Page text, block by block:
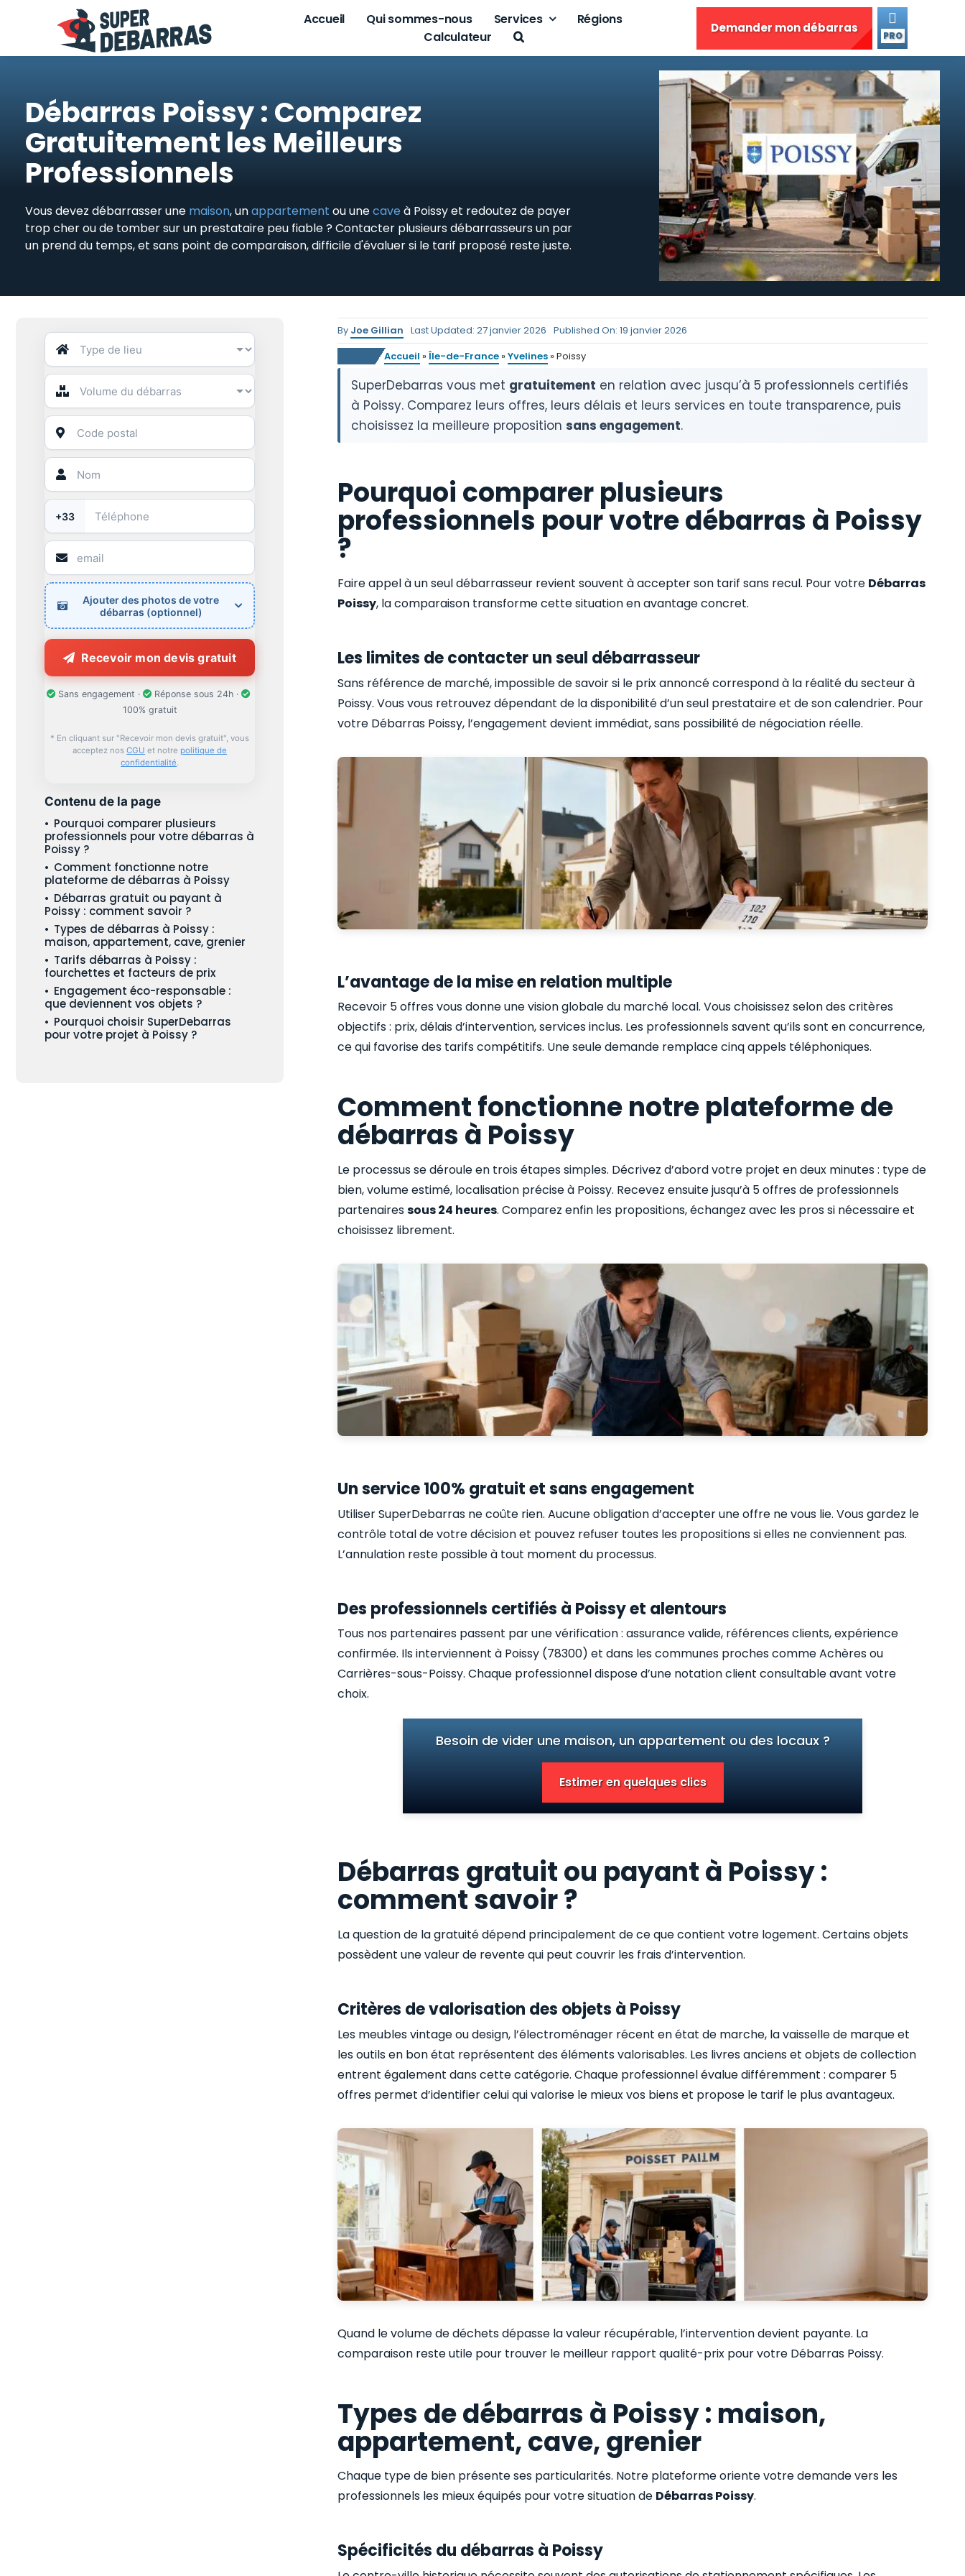
Accueil Qui sommes-nous Services
Régions
Calculateur
Demander mon débarras
PRO
Débarras Poissy : Comparez
Gratuitement les Meilleurs
Professionnels
Vous devez débarrasser une maison, unappartement ou unecave à Poissy et redoutez de payer
trop cher ou de tomber sur un prestataire peu fiable ? Contacter plusieurs débarrasseurs un par
un prend du temps, et sans point de comparaison, difficile d'évaluer si le tarif proposé reste juste.
+33
Ajouter des photos de votre
débarras (optionnel)
Recevoir mon devis gratuit
Sans engagement ·
Réponse sous 24h ·
100% gratuit
* En cliquant sur "Recevoir mon devis gratuit", vous
acceptez nosCGU et notre politique de
confidentialité.
Contenu de la page
Pourquoi comparer plusieurs
professionnels pour votre débarras à
Poissy ?
Comment fonctionne notre
plateforme de débarras à Poissy
Débarras gratuit ou payant à
Poissy : comment savoir ?
Types de débarras à Poissy :
maison, appartement, cave, grenier
Tarifs débarras à Poissy :
fourchettes et facteurs de prix
Engagement éco-responsable :
que deviennent vos objets ?
Pourquoi choisir SuperDebarras
pour votre projet à Poissy ?
By Joe Gillian Last Updated: 27 janvier 2026 Published On: 19 janvier 2026
Accueil »Île-de-France »Yvelines »Poissy
SuperDebarras vous met gratuitement en relation avec jusqu’à 5 professionnels certifiés
à Poissy. Comparez leurs offres, leurs délais et leurs services en toute transparence, puis
choisissez la meilleure propositionsans engagement.
Pourquoi comparer plusieurs
professionnels pour votre débarras à Poissy
?
Faire appel à un seul débarrasseur revient souvent à accepter son tarif sans recul. Pour votre Débarras
Poissy, la comparaison transforme cette situation en avantage concret.
Les limites de contacter un seul débarrasseur
Sans référence de marché, impossible de savoir si le prix annoncé correspond à la réalité du secteur à
Poissy. Vous vous retrouvez dépendant de la disponibilité d’un seul prestataire et de son calendrier. Pour
votre Débarras Poissy, l’engagement devient immédiat, sans possibilité de négociation réelle.
L’avantage de la mise en relation multiple
Recevoir 5 offres vous donne une vision globale du marché local. Vous choisissez selon des critères
objectifs : prix, délais d’intervention, services inclus. Les professionnels savent qu’ils sont en concurrence,
ce qui favorise des tarifs compétitifs. Une seule demande remplace cinq appels téléphoniques.
Comment fonctionne notre plateforme de
débarras à Poissy
Le processus se déroule en trois étapes simples. Décrivez d’abord votre projet en deux minutes : type de
bien, volume estimé, localisation précise à Poissy. Recevez ensuite jusqu’à 5 offres de professionnels
partenairessous 24 heures. Comparez enfin les propositions, échangez avec les pros si nécessaire et
choisissez librement.
Un service 100% gratuit et sans engagement
Utiliser SuperDebarras ne coûte rien. Aucune obligation d’accepter une offre ne vous lie. Vous gardez le
contrôle total de votre décision et pouvez refuser toutes les propositions si elles ne conviennent pas.
L’annulation reste possible à tout moment du processus.
Des professionnels certifiés à Poissy et alentours
Tous nos partenaires passent par une vérification : assurance valide, références clients, expérience
confirmée. Ils interviennent à Poissy (78300) et dans les communes proches comme Achères ou
Carrières-sous-Poissy. Chaque professionnel dispose d’une notation client consultable avant votre
choix.
Besoin de vider une maison, un appartement ou des locaux ?
Estimer en quelques clics
Débarras gratuit ou payant à Poissy :
comment savoir ?
La question de la gratuité dépend principalement de ce que contient votre logement. Certains objets
possèdent une valeur de revente qui peut couvrir les frais d’intervention.
Critères de valorisation des objets à Poissy
Les meubles vintage ou design, l’électroménager récent en état de marche, la vaisselle de marque et
les outils en bon état représentent des éléments valorisables. Les livres anciens et objets de collection
entrent également dans cette catégorie. Chaque professionnel évalue différemment : comparer 5
offres permet d’identifier celui qui valorise le mieux vos biens et propose le tarif le plus avantageux.
Quand le volume de déchets dépasse la valeur récupérable, l’intervention devient payante. La
comparaison reste utile pour trouver le meilleur rapport qualité-prix pour votre Débarras Poissy.
Types de débarras à Poissy : maison,
appartement, cave, grenier
Chaque type de bien présente ses particularités. Notre plateforme oriente votre demande vers les
professionnels les mieux équipés pour votre situation de Débarras Poissy.
Spécificités du débarras à Poissy